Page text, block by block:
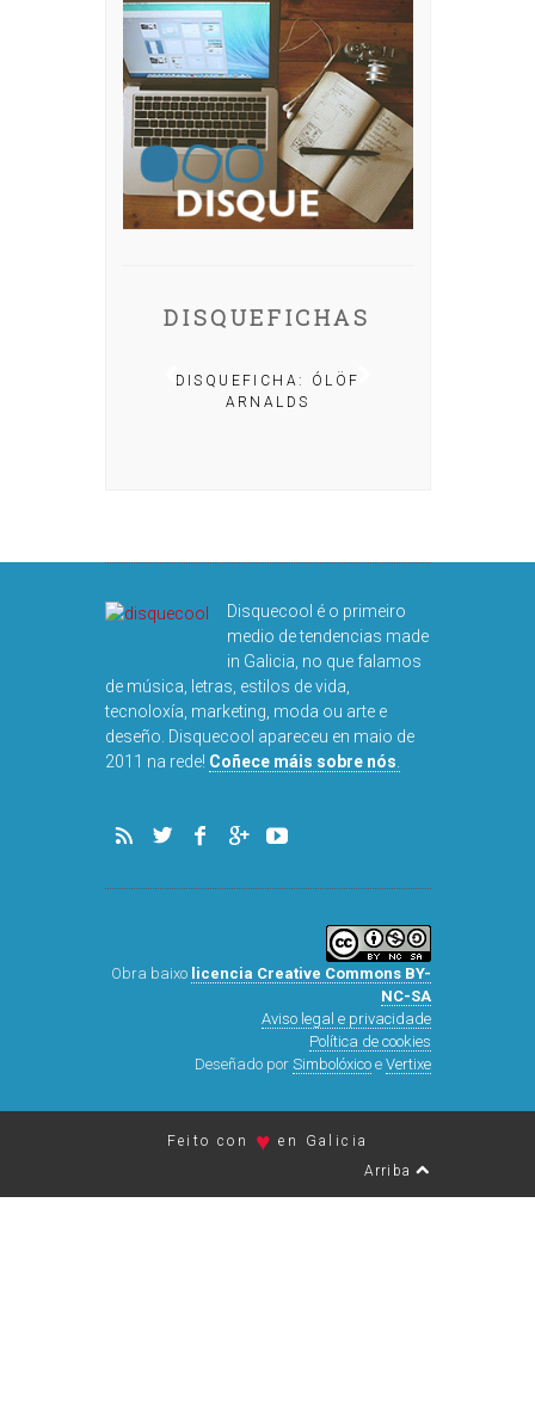
DISQUEFICHAS
DISQUEFICHA: ÓLÖF
ARNALDS
Disquecool é o primeiro
medio de tendencias made
in Galicia, no que falamos
de música, letras, estilos de vida,
tecnoloxía, marketing, moda ou arte e
deseño. Disquecool apareceu en maio de
2011 na rede! Coñece máis sobre nós.
Obra baixo licencia Creative Commons BY-
NC-SA
Aviso legal e privacidade
Política de cookies
Deseñado por Simbolóxicoe Vertixe
Feito con ♥ en Galicia
Arriba